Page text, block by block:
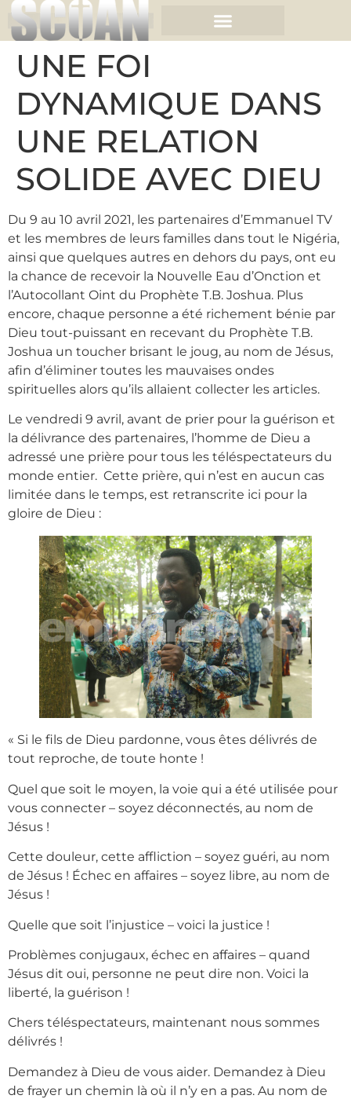
UNE FOI
DYNAMIQUE DANS
UNE RELATION
SOLIDE AVEC DIEU
Du 9 au 10 avril 2021, les partenaires d’Emmanuel TV
et les membres de leurs familles dans tout le Nigéria,
ainsi que quelques autres en dehors du pays, ont eu
la chance de recevoir la Nouvelle Eau d’Onction et
l’Autocollant Oint du Prophète T.B. Joshua. Plus
encore, chaque personne a été richement bénie par
Dieu tout-puissant en recevant du Prophète T.B.
Joshua un toucher brisant le joug, au nom de Jésus,
afin d’éliminer toutes les mauvaises ondes
spirituelles alors qu’ils allaient collecter les articles.
Le vendredi 9 avril, avant de prier pour la guérison et
la délivrance des partenaires, l’homme de Dieu a
adressé une prière pour tous les téléspectateurs du
monde entier. Cette prière, qui n’est en aucun cas
limitée dans le temps, est retranscrite ici pour la
gloire de Dieu :
« Si le fils de Dieu pardonne, vous êtes délivrés de
tout reproche, de toute honte !
Quel que soit le moyen, la voie qui a été utilisée pour
vous connecter – soyez déconnectés, au nom de
Jésus !
Cette douleur, cette affliction – soyez guéri, au nom
de Jésus ! Échec en affaires – soyez libre, au nom de
Jésus !
Quelle que soit l’injustice – voici la justice !
Problèmes conjugaux, échec en affaires – quand
Jésus dit oui, personne ne peut dire non. Voici la
liberté, la guérison !
Chers téléspectateurs, maintenant nous sommes
délivrés !
Demandez à Dieu de vous aider. Demandez à Dieu
de frayer un chemin là où il n’y en a pas. Au nom de